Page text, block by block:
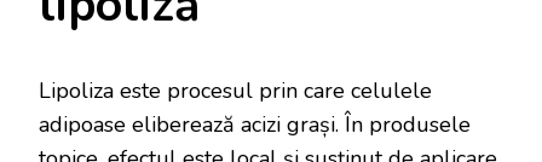
Lipoliza este procesul prin care celulele
adipoase eliberează acizi grași. În produsele